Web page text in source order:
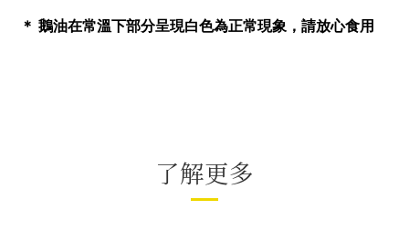
＊ 鵝油在常溫下部分呈現白色為正常現象，請放心食用
了解更多